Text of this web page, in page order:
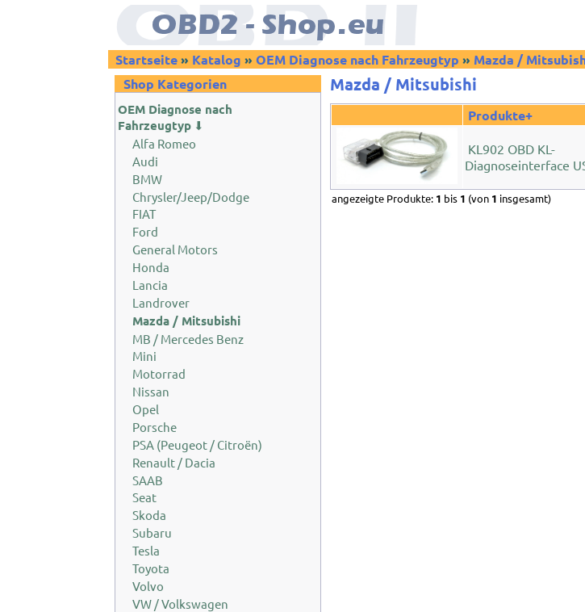
Startseite» Katalog »OEM Diagnose nach Fahrzeugtyp » Mazda /
Shop Kategorien
OEM Diagnose nach
Fahrzeugtyp ⬇
Alfa Romeo
Audi
BMW
Chrysler/Jeep/Dodge
FIAT
Ford
General Motors
Honda
Lancia
Landrover
Mazda / Mitsubishi
MB / Mercedes Benz
Mini
Motorrad
Nissan
Opel
Porsche
PSA (Peugeot / Citroën)
Renault / Dacia
SAAB
Seat
Skoda
Subaru
Tesla
Toyota
Volvo
VW / Volkswagen
Mazda / Mitsubishi
Produkte+
KL902 OBD KL-
Diagnoseinterface
angezeigte Produkte: 1 bis 1 (von 1 insgesamt)